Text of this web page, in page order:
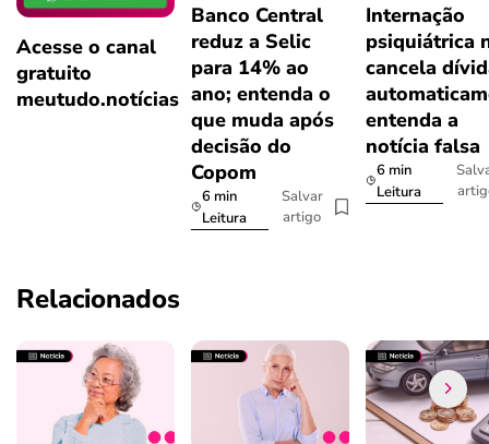
Acesse o canal
gratuito
meutudo.notícias
Banco Central
reduz a Selic
para 14% ao
ano; entenda o
que muda após
decisão do
Copom
6 min
Leitura
Salvar
artigo
Internação
psiquiátrica
cancela
entenda a
notícia falsa
6 min
Leitura
Relacionados